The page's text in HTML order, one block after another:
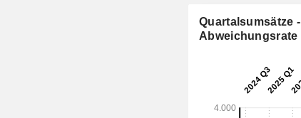
Quartalsumsätze -
Abweichungsrate